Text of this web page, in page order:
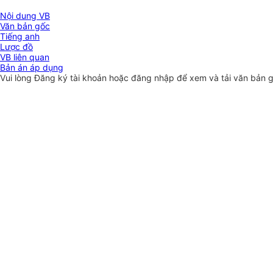
Nội dung VB
Văn bản gốc
Tiếng anh
Lược đồ
VB liên quan
Bản án áp dụng
Vui lòngĐăng ký tài khoản hoặc đăng nhập để xem và tải văn bản